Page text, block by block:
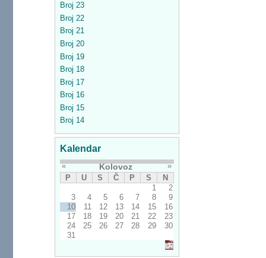
Broj 23
Broj 22
Broj 21
Broj 20
Broj 19
Broj 18
Broj 17
Broj 16
Broj 15
Broj 14
Kalendar
« Kolovoz
»
P
U S Č P S
N
1
2
3
4 5 6 7 8
9
10
11 12 13 14 15
16
17
18 19 20 21 22
23
24
25 26 27 28 29
30
31